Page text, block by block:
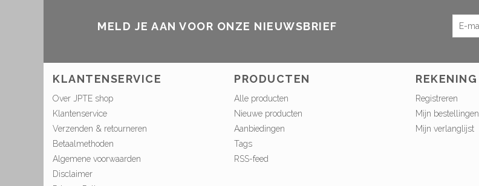
MELD JE AAN VOOR ONZE NIEUWSBRIEF
KLANTENSERVICE
Over JPTE shop
Klantenservice
Verzenden & retourneren
Betaalmethoden
Algemene voorwaarden
Disclaimer
PRODUCTEN
Alle producten
Nieuwe producten
Aanbiedingen
Tags
RSS-feed
REKENING
Registreren
Mijn bestellingen
Mijn verlanglijst